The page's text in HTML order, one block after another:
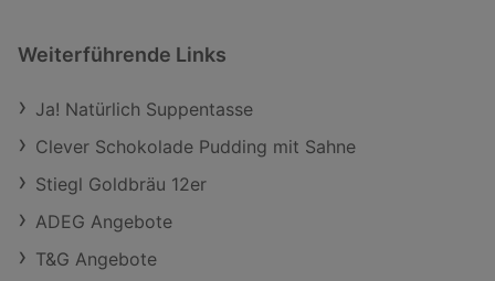
Weiterführende Links
Ja! Natürlich Suppentasse
Clever Schokolade Pudding mit Sahne
Stiegl Goldbräu 12er
ADEG Angebote
T&G Angebote